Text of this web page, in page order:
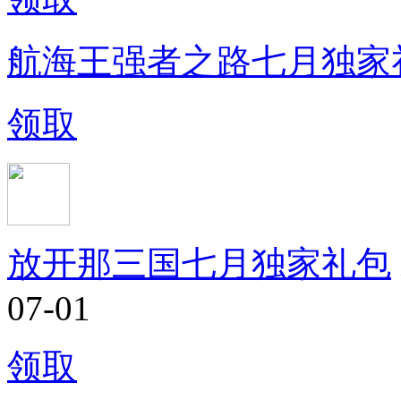
航海王强者之路七月独家
领取
放开那三国七月独家礼包
07-01
领取